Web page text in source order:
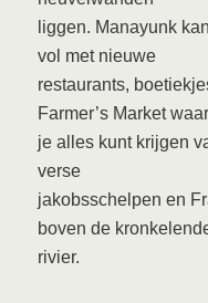
liggen. Manayunk
vol met nieuwe
restaurants,
Farmer’s Market waar
je alles kunt krijgen
verse
jakobsschelpen en
boven de
rivier.